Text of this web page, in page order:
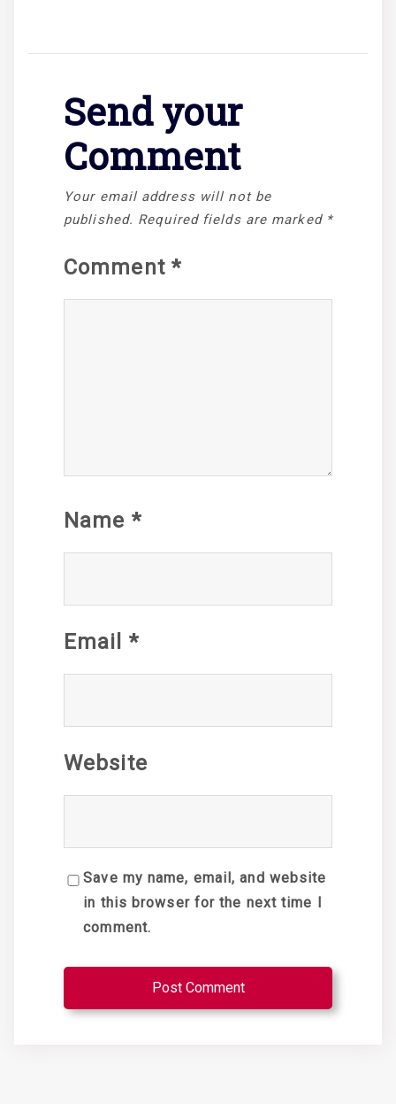
Send your
Comment
Your email address will not be
published. Required fields are marked *
Comment *
Name *
Email *
Website
Save my name, email, and website
in this browser for the next time I
comment.